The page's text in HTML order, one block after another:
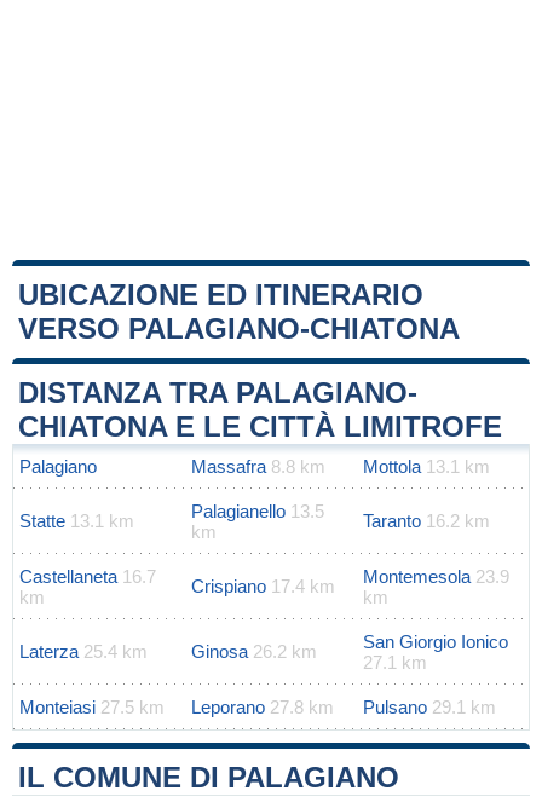
UBICAZIONE ED ITINERARIO
VERSO PALAGIANO-CHIATONA
+
−
Leaflet|Map data ©OpenStreetMapcontributors
DISTANZA TRA PALAGIANO-
CHIATONA E LE CITTÀ LIMITROFE
Palagiano Massafra 8.8 km Mottola 13.1 km
Statte 13.1 km Palagianello 13.5
km
Taranto 16.2 km
Castellaneta 16.7
km
Crispiano 17.4 km Montemesola 23.9
km
Laterza 25.4 km Ginosa 26.2 km
San Giorgio Ionico
27.1 km
Monteiasi 27.5 km Leporano 27.8 km Pulsano 29.1 km
IL COMUNE DI PALAGIANO